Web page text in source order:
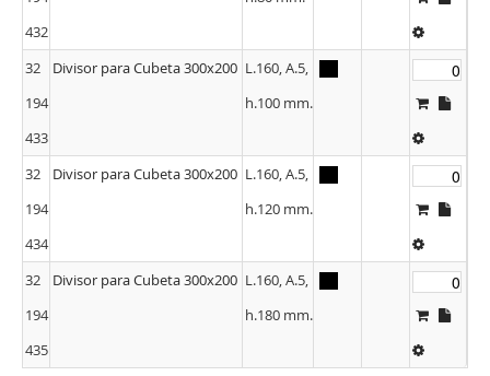
432
32
194
433
Divisor para Cubeta 300x200 L.160, A.5,
h.100 mm.
32
194
434
Divisor para Cubeta 300x200 L.160, A.5,
h.120 mm.
32
194
435
Divisor para Cubeta 300x200 L.160, A.5,
h.180 mm.